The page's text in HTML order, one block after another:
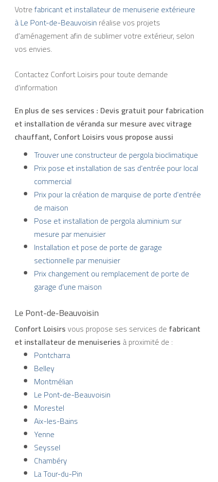
Votrefabricant et installateur de menuiserie extérieure
à Le Pont-de-Beauvoisin réalise vos projets
d'aménagement afin de sublimer votre extérieur, selon
vos envies.
Contactez Confort Loisirs pour toute demande
d'information
En plus de ses services : Devis gratuit pour fabrication
et installation de véranda sur mesure avec vitrage
chauffant, Confort Loisirs vous propose aussi
Trouver une constructeur de pergola bioclimatique
Prix pose et installation de sas d'entrée pour local
commercial
Prix pour la création de marquise de porte d'entrée
de maison
Pose et installation de pergola aluminium sur
mesure par menuisier
Installation et pose de porte de garage
sectionnelle par menuisier
Prix changement ou remplacement de porte de
garage d'une maison
Le Pont-de-Beauvoisin
Confort Loisirsvous propose ses services de fabricant
et installateur de menuiseries à proximité de :
Pontcharra
Belley
Montmélian
Le Pont-de-Beauvoisin
Morestel
Aix-les-Bains
Yenne
Seyssel
Chambéry
La Tour-du-Pin